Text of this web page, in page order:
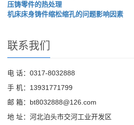
压铸零件的热处理
机床床身铸件缩松缩孔的问题影响因素
联系我们
电 话：0317-8032888
手 机：13931771799
邮 箱：bt8032888@126.com
地 址：河北泊头市交河工业开发区